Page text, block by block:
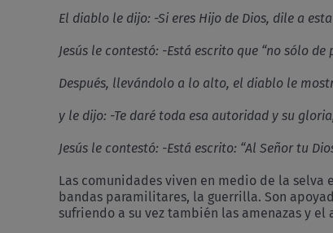
El diablo le dijo: -Si eres Hijo de Dios, dile a
Jesús le contestó: -Está escrito que “no sólo
Después, llevándolo a lo alto, el diablo le
y le dijo: -Te daré toda esa autoridad y su
Jesús le contestó: -Está escrito: “Al Señor tu
Las comunidades viven en medio de la
bandas paramilitares, la guerrilla. Son
sufriendo a su vez también las amenazas y el